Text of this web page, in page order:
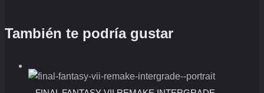
También te podría gustar